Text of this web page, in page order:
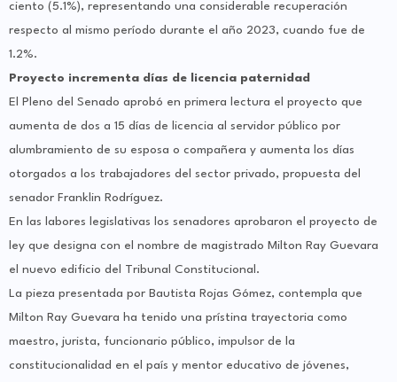
ciento (5.1%), representando una considerable recuperación
respecto al mismo período durante el año 2023, cuando fue de
1.2%.
Proyecto incrementa días de licencia paternidad
El Pleno del Senado aprobó en primera lectura el proyecto que
aumenta de dos a 15 días de licencia al servidor público por
alumbramiento de su esposa o compañera y aumenta los días
otorgados a los trabajadores del sector privado, propuesta del
senador Franklin Rodríguez.
En las labores legislativas los senadores aprobaron el proyecto de
ley que designa con el nombre de magistrado Milton Ray Guevara
el nuevo edificio del Tribunal Constitucional.
La pieza presentada por Bautista Rojas Gómez, contempla que
Milton Ray Guevara ha tenido una prístina trayectoria como
maestro, jurista, funcionario público, impulsor de la
constitucionalidad en el país y mentor educativo de jóvenes,